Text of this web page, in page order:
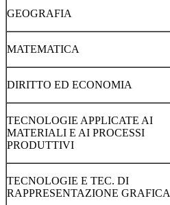
GEOGRAFIA
MATEMATICA
DIRITTO ED ECONOMIA
TECNOLOGIE APPLICATE AI
MATERIALI E AI PROCESSI
PRODUTTIVI
TECNOLOGIE E TEC. DI
RAPPRESENTAZIONE GRAFICA